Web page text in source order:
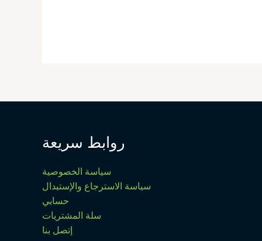
روابط سريعة
سياسة الخصوصية
سياسة الاسترجاع والإستبدال
حسابي
سلة المشتريات
إتصل بنا